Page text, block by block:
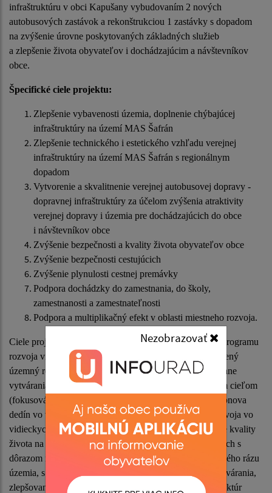
Nezobrazovať
infraštruktúru v obci Kapušany vybudovaním 2 nových
autobusových zastávok a rekonštrukciou 1 zastávky s dopadom
na zvýšenie úrovne poskytovaných základných služieb
a zlepšenie života obyvateľov i dochádzajúcim a návštevníkov
obce.
Špecifické ciele projektu:
Zlepšenie vybavenosti územia, doplnenie chýbajúcej
infraštruktúry na území MAS Šafrán
Zlepšenie technického i estetického vzhľadu verejnej
infraštruktúry na území MAS Šafrán s regionálnym
dopadom
Vytvorenie a skvalitnenie verejnej autobusovej dopravy -
dopravnej infraštruktúry za účelom zvýšenia atraktivity
verejnej dopravy i územia pre dochádzajúcich do obce
i návštevníkov obce
Zvýšenie bezpečnosti a kvality života obyvateľov obce
Zvýšenie bezpečnosti cestujúcich
Zvýšenie plynulosti cestnej premávky
Podpora dochádzky do zamestnania, do školy,
zamestnanosti a zamestnateľnosti
Podpora a multiplikačný efekt v oblasti miestneho rozvoja.
Ciele projektu sú plne v súlade so strategickým cieľom Programu
rozvoja vidieka na roky 2014 – 2020 – dosiahnuť vyvážený
územný rozvoj vidieckych hospodárstiev a komunít vrátane
vytvárania a udržiavania pracovných miest a špecifickým cieľom
(fokusová oblasť 68) opatrenia č. 7 Základne služby a obnova
dedín vo vidieckych oblastiach – podpora miestneho rozvoja vo
vidieckych oblastiach, ktorý rieši potrebu č. 14 Zlepšenie kvality
života na vidieku a podpora rozvoja vo vidieckych obciach s
dôrazom na zachovanie miestneho kultúrneho a historického rázu
územia, s podopatrením 7.2 Podpora na investície do vytvárania,
zlepšovania alebo rozširovania všetkých druhov infraštruktúr